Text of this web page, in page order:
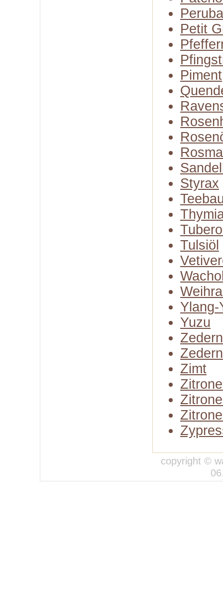
Petit
Piment
Styrax
Tulsiöl
Ylang-
Yuzu
Zimt
copyright ©